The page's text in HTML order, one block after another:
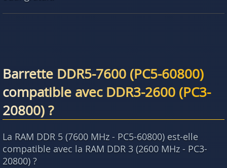
Barrette DDR5-7600 (PC5-60800)
compatible avec DDR3-2600 (PC3-
20800) ?
La RAM DDR 5 (7600 MHz - PC5-60800) est-elle
compatible avec la RAM DDR 3 (2600 MHz - PC3-
20800) ?